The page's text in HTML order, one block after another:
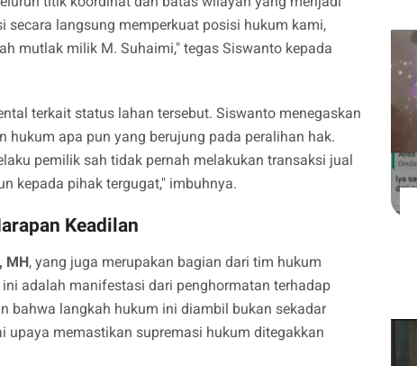
langsung memperkuat posisi hukum kami,
mutlak milik M. Suhaimi," tegas Siswanto kepada
terkait status lahan tersebut. Siswanto menegaskan
apa pun yang berujung pada peralihan hak.
pemilik sah tidak pernah melakukan transaksi jual
kepada pihak tergugat," imbuhnya.
Keadilan
MH, yang juga merupakan bagian dari tim hukum
ini adalah manifestasi dari penghormatan terhadap
bahwa langkah hukum ini diambil bukan sekadar
upaya memastikan supremasi hukum ditegakkan